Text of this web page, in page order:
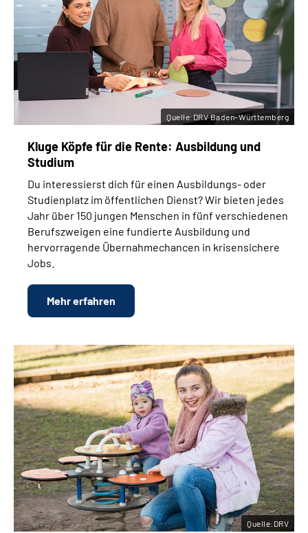
Kluge Köpfe für die Rente: Ausbildung und
Studium
Du interessierst dich für einen Ausbildungs- oder
Studienplatz im öffentlichen Dienst? Wir bieten jedes
Jahr über 150 jungen Menschen in fünf verschiedenen
Berufszweigen eine fundierte Ausbildung und
hervorragende Übernahmechancen in krisensichere
Jobs.
Mehr erfahren
Quelle:DRV Baden-Württemberg
Quelle:DRV